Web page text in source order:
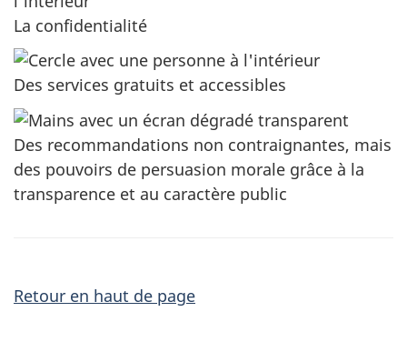
La confidentialité
Des services gratuits et accessibles
Des recommandations non contraignantes, mais
des pouvoirs de persuasion morale grâce à la
transparence et au caractère public
Retour en haut de page